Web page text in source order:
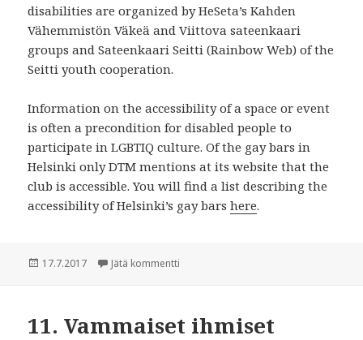
disabilities are organized by HeSeta’s Kahden
Vähemmistön Väkeä and Viittova sateenkaari
groups and Sateenkaari Seitti (Rainbow Web) of the
Seitti youth cooperation.
Information on the accessibility of a space or event
is often a precondition for disabled people to
participate in LGBTIQ culture. Of the gay bars in
Helsinki only DTM mentions at its website that the
club is accessible. You will find a list describing the
accessibility of Helsinki’s gay barshere.
Julkaistu
17.7.2017 Jätä kommentti
11. Vammaiset ihmiset